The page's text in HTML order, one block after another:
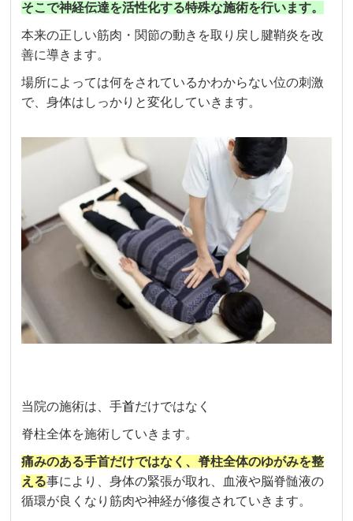
そこで神経伝達を活性化する特殊な施術を行います。
本来の正しい筋肉・関節の動きを取り戻し腱鞘炎を改
善に導きます。
場所によっては何をされているかわからない位の刺激
で、身体はしっかりと変化していきます。
当院の施術は、手首だけではなく
脊柱全体を施術していきます。
痛みのある手首だけではなく、脊柱全体のゆがみを整
える事により、身体の緊張が取れ、血液や脳脊髄液の
循環が良くなり筋肉や神経が修復されていきます。